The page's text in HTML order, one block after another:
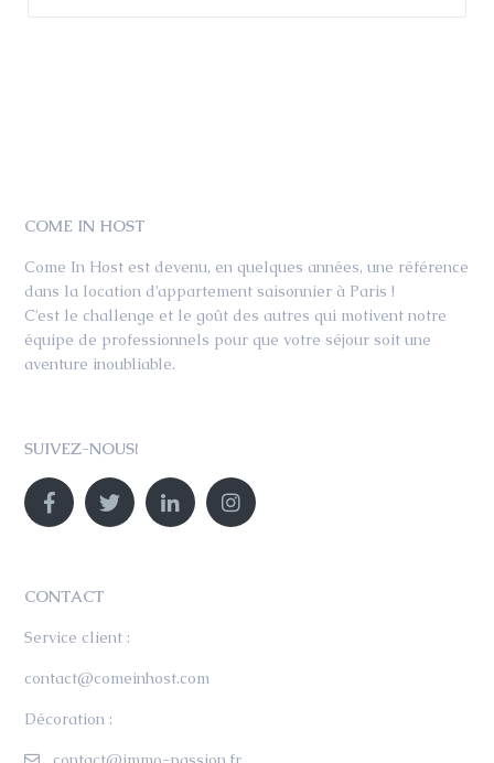
COME IN HOST
Come In Host est devenu, en quelques années, une référence
dans la location d’appartement saisonnier à Paris !
C’est le challenge et le goût des autres qui motivent notre
équipe de professionnels pour que votre séjour soit une
aventure inoubliable.
SUIVEZ-NOUS!
CONTACT
Service client :
contact@comeinhost.com
Décoration :